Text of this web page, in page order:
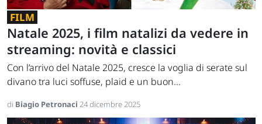
FILM
Natale 2025, i film natalizi da vedere in
streaming: novità e classici
Con l’arrivo del Natale 2025, cresce la voglia di serate sul
divano tra luci soffuse, plaid e un buon...
di Biagio Petronaci 24 dicembre 2025